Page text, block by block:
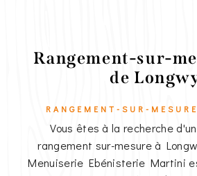
Rangement-sur-
de
RANGEMENT-SUR-
Vous êtes à la recherche
rangement sur-mesure à
Menuiserie Ebénisterie Martini